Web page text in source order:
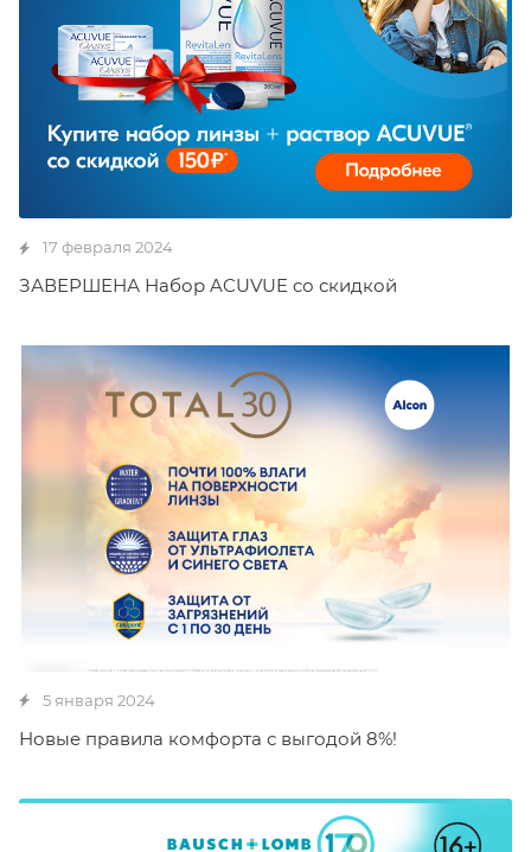
17 февраля 2024
ЗАВЕРШЕНА Набор ACUVUE cо скидкой
5 января 2024
Новые правила комфорта с выгодой 8%!